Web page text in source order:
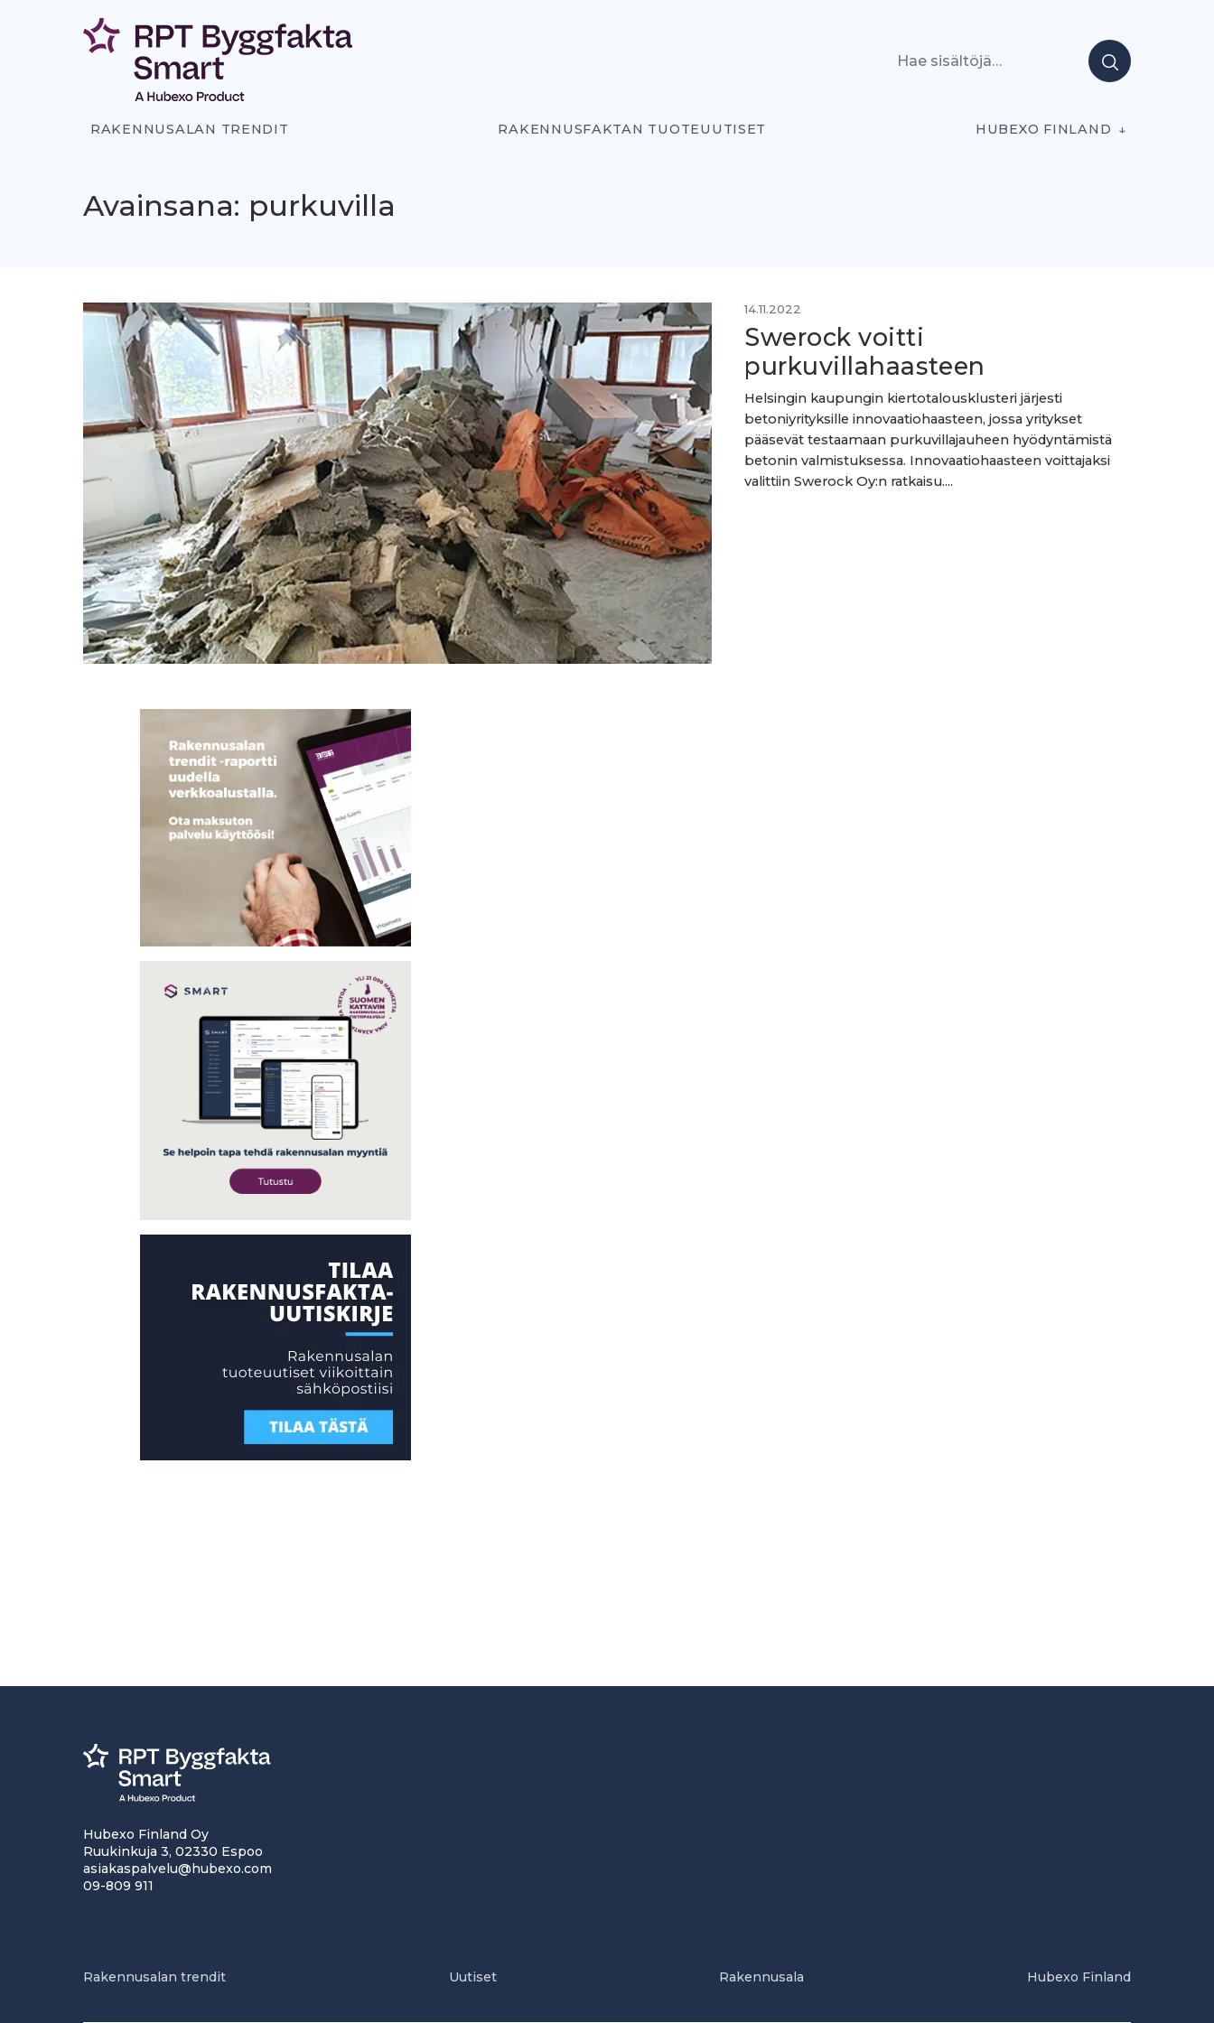
RAKENNUSALAN TRENDIT RAKENNUSFAKTAN TUOTEUUTISET HUBEXO FINLAND
Avainsana: purkuvilla
14.11.2022
Swerock voitti
purkuvillahaasteen
Helsingin kaupungin kiertotalousklusteri järjesti
betoniyrityksille innovaatiohaasteen, jossa yritykset
pääsevät testaamaan purkuvillajauheen hyödyntämistä
betonin valmistuksessa. Innovaatiohaasteen voittajaksi
valittiin Swerock Oy:n ratkaisu....
Hubexo Finland Oy
Ruukinkuja 3, 02330 Espoo
asiakaspalvelu@hubexo.com
09-809 911
Rakennusalan trendit Uutiset Rakennusala Hubexo Finland